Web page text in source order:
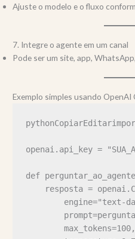
Ajuste o modelo e o fluxo
7. Integre o agente em um canal
Pode ser um site, app,
Exemplo simples usando
pythonCopiarEditar
openai.api_key =
def